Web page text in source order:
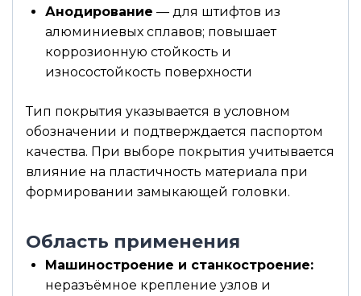
Анодирование — для штифтов из
алюминиевых сплавов; повышает
коррозионную стойкость и
износостойкость поверхности
Тип покрытия указывается в условном
обозначении и подтверждается паспортом
качества. При выборе покрытия учитывается
влияние на пластичность материала при
формировании замыкающей головки.
Область применения
Машиностроение и станкостроение:
неразъёмное крепление узлов и